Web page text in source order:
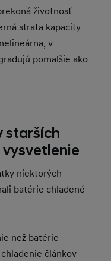
životnosť
strata kapacity
v
pomalšie ako
starších
niektorých
batérie chladené
než batérie
článkov